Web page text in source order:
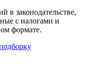
в законодательстве,
с налогами и
формате.